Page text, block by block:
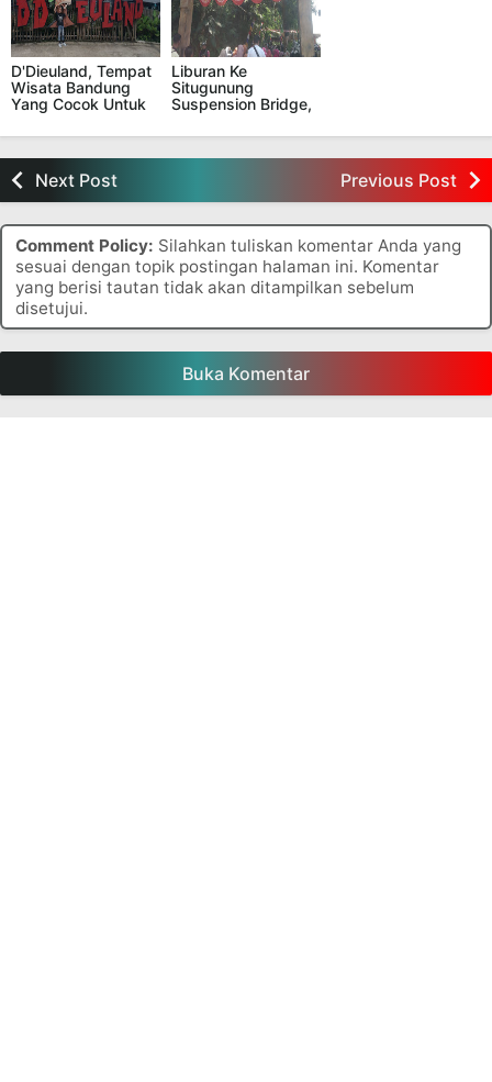
D'Dieuland, Tempat
Wisata Bandung
Yang Cocok Untuk
Keluarga
Liburan Ke
Situgunung
Suspension Bridge,
Terpanjang di
Next Post Previous Post
Comment Policy: Silahkan tuliskan komentar Anda yang
sesuai dengan topik postingan halaman ini. Komentar
yang berisi tautan tidak akan ditampilkan sebelum
disetujui.
Buka Komentar